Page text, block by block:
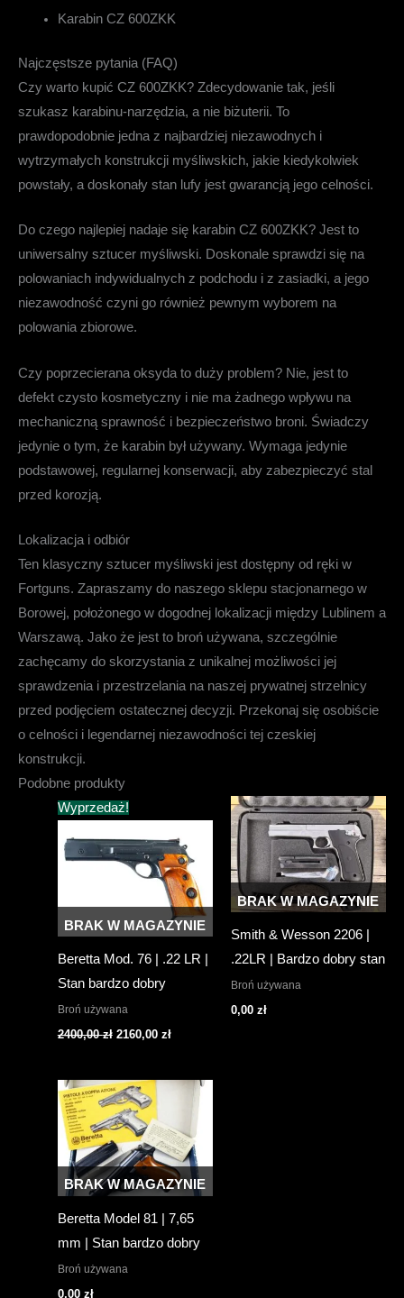
Karabin CZ 600ZKK
Najczęstsze pytania (FAQ)
Czy warto kupić CZ 600ZKK? Zdecydowanie tak, jeśli
szukasz karabinu-narzędzia, a nie biżuterii. To
prawdopodobnie jedna z najbardziej niezawodnych i
wytrzymałych konstrukcji myśliwskich, jakie kiedykolwiek
powstały, a doskonały stan lufy jest gwarancją jego celności.
Do czego najlepiej nadaje się karabin CZ 600ZKK? Jest to
uniwersalny sztucer myśliwski. Doskonale sprawdzi się na
polowaniach indywidualnych z podchodu i z zasiadki, a jego
niezawodność czyni go również pewnym wyborem na
polowania zbiorowe.
Czy poprzecierana oksyda to duży problem? Nie, jest to
defekt czysto kosmetyczny i nie ma żadnego wpływu na
mechaniczną sprawność i bezpieczeństwo broni. Świadczy
jedynie o tym, że karabin był używany. Wymaga jedynie
podstawowej, regularnej konserwacji, aby zabezpieczyć stal
przed korozją.
Lokalizacja i odbiór
Ten klasyczny sztucer myśliwski jest dostępny od ręki w
Fortguns. Zapraszamy do naszego sklepu stacjonarnego w
Borowej, położonego w dogodnej lokalizacji między Lublinem a
Warszawą. Jako że jest to broń używana, szczególnie
zachęcamy do skorzystania z unikalnej możliwości jej
sprawdzenia i przestrzelania na naszej prywatnej strzelnicy
przed podjęciem ostatecznej decyzji. Przekonaj się osobiście
o celności i legendarnej niezawodności tej czeskiej
konstrukcji.
Podobne produkty
Wyprzedaż!
BRAK W MAGAZYNIE
Beretta Mod. 76 | .22 LR |
Stan bardzo dobry
Broń używana
2400,00zł Pierwotna
2160,00 złAktualna
BRAK W MAGAZYNIE
Smith & Wesson 2206 |
.22LR | Bardzo dobry stan
Broń używana
0,00 zł
BRAK W MAGAZYNIE
Beretta Model 81 | 7,65
mm | Stan bardzo dobry
Broń używana
0,00 zł